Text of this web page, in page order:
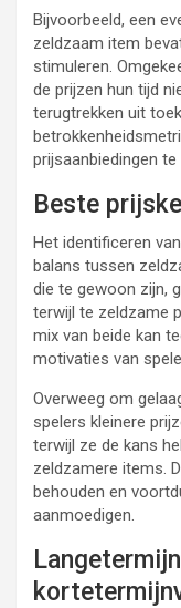
Bijvoorbeeld, een
zeldzaam item
stimuleren.
de prijzen hun tijd
terugtrekken uit
prijsaanbiedingen te
Beste
Het identificeren
balans tussen
die te gewoon zijn,
terwijl te zeldzame
mix van beide kan
motivaties van
Overweeg om
spelers kleinere
terwijl ze de kans
zeldzamere items.
behouden en
aanmoedigen.